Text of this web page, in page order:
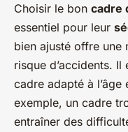
Choisir le bon cadre
essentiel pour leur
bien ajusté offre une
risque d’accidents.
cadre adapté à l’âge
exemple, un cadre
entraîner des